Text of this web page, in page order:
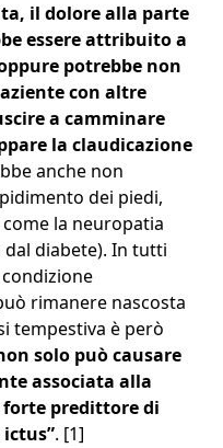
il dolore alla parte
essere attribuito a
potrebbe non
con altre
a camminare
la claudicazione
anche non
dei piedi,
la neuropatia
diabete). In tutti
rimanere nascosta
tempestiva è però
solo può causare
associata alla
predittore di
. [1]